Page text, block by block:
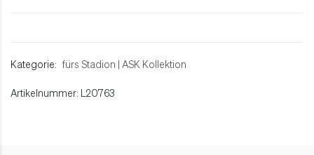
Kategorie: fürs Stadion | ASK Kollektion
Artikelnummer: L20763